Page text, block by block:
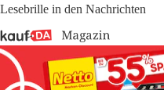
Lesebrille in den Nachrichten